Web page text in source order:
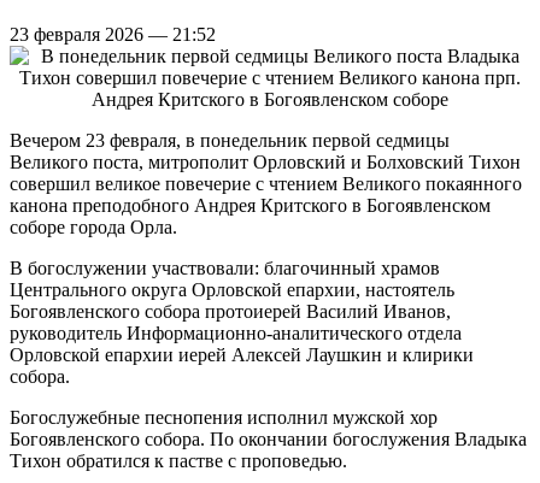
23 февраля 2026 — 21:52
Вечером 23 февраля, в понедельник первой седмицы
Великого поста, митрополит Орловский и Болховский Тихон
совершил великое повечерие с чтением Великого покаянного
канона преподобного Андрея Критского в Богоявленском
соборе города Орла.
В богослужении участвовали: благочинный храмов
Центрального округа Орловской епархии, настоятель
Богоявленского собора протоиерей Василий Иванов,
руководитель Информационно-аналитического отдела
Орловской епархии иерей Алексей Лаушкин и клирики
собора.
Богослужебные песнопения исполнил мужской хор
Богоявленского собора. По окончании богослужения Владыка
Тихон обратился к пастве с проповедью.